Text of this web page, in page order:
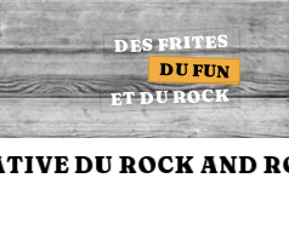
DES FRITES
DU FUN
ET DU ROCK
DU ROCK AND